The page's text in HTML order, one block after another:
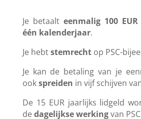
Je betaalt eenmalig 100
één kalenderjaar.
Je hebtstemrechtop PSC-
Je kan de betaling van je
ookspreiden in vijf schijven
De 15 EUR jaarlijks lidgeld
dedagelijkse werkingvan